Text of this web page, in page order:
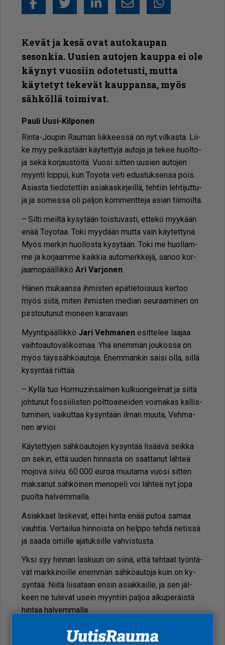
FacebookTwitter
LinkedIn
SähköpostiWhatsapp
Kevät ja kesä ovat autokaupan
sesonkia. Uusien autojen kauppa ei ole
käynyt vuosiin odotetusti, mutta
käytetyt tekevät kauppansa, myös
sähköllä toimivat.
Pau­li Uu­si-Kil­po­nen
Rin­ta-Jou­pin Rau­man liik­kees­sä on nyt vil­kas­ta. Lii­
ke myy pel­käs­tään käy­tet­ty­jä au­to­ja ja te­kee huol­to­
ja sekä kor­jaus­töi­tä. Vuo­si sit­ten uu­sien au­to­jen
myyn­ti lop­pui, kun To­yo­ta veti edus­tuk­sen­sa pois.
Asi­as­ta tie­do­tet­tiin asi­a­kas­kir­jeil­lä, teh­tiin leh­ti­jut­tu­
ja ja so­mes­sa oli pal­jon kom­ment­te­ja asi­an tii­moil­ta.
– Sil­ti meil­tä ky­sy­tään tois­tu­vas­ti, et­te­kö myy­kään
enää To­yo­taa. Toki myy­dään mut­ta vain käy­tet­ty­nä.
Myös mer­kin huol­los­ta ky­sy­tään. Toki me huol­lam­
me ja kor­jaam­me kaik­kia au­to­merk­ke­jä, sa­noo kor­
jaa­mo­pääl­lik­kö Ari Var­jo­nen.
Hä­nen mu­kaan­sa ih­mis­ten epä­tie­toi­suus ker­too
myös sii­tä, mi­ten ih­mis­ten me­di­an seu­raa­mi­nen on
pirs­tou­tu­nut mo­neen ka­na­vaan.
Myyn­ti­pääl­lik­kö Jari Veh­ma­nenesit­te­lee laa­jaa
vaih­to­au­to­va­li­koi­maa. Yhä enem­män jou­kos­sa on
myös täys­säh­kö­au­to­ja. Enem­män­kin sai­si ol­la, sil­lä
ky­syn­tää riit­tää.
– Kyl­lä tuo Hor­mu­zin­sal­men kul­kuon­gel­mat ja sii­tä
joh­tu­nut fos­sii­lis­ten polt­to­ai­nei­den voi­ma­kas kal­lis­
tu­mi­nen, vai­kut­taa ky­syn­tään il­man muu­ta, Veh­ma­
nen ar­vi­oi.
Käy­tet­ty­jen säh­kö­au­to­jen ky­syn­tää li­sää­vä seik­ka
on se­kin, et­tä uu­den hin­nas­ta on saat­ta­nut läh­teä
mo­jo­va sii­vu. 60 000 eu­roa muu­ta­ma vuo­si sit­ten
mak­sa­nut säh­köi­nen me­no­pe­li voi läh­teä nyt jopa
puol­ta hal­vem­mal­la.
Asi­ak­kaat las­ke­vat, et­tei hin­ta enää pu­toa sa­maa
vauh­tia. Ver­tai­lua hin­nois­ta on help­po teh­dä ne­tis­sä
ja saa­da omil­le aja­tuk­sil­le vah­vis­tus­ta.
Yk­si syy hin­nan las­kuun on sii­nä, et­tä teh­taat työn­tä­
vät mark­ki­noil­le enem­män säh­kö­au­to­ja kuin on ky­
syn­tää. Nii­tä lii­sa­taan en­sin asi­ak­kail­le, ja sen jäl­
keen ne tu­le­vat usein myyn­tiin pal­joa al­ku­pe­räis­tä
hin­taa hal­vem­mal­la.
Jari Veh­ma­nen saa tois­tu­vas­ti vas­ta­ta va­ki­o­ky­sy­
myk­siin: Pal­jon­ko voi yh­del­lä la­tauk­sel­la ajaa ja mi­